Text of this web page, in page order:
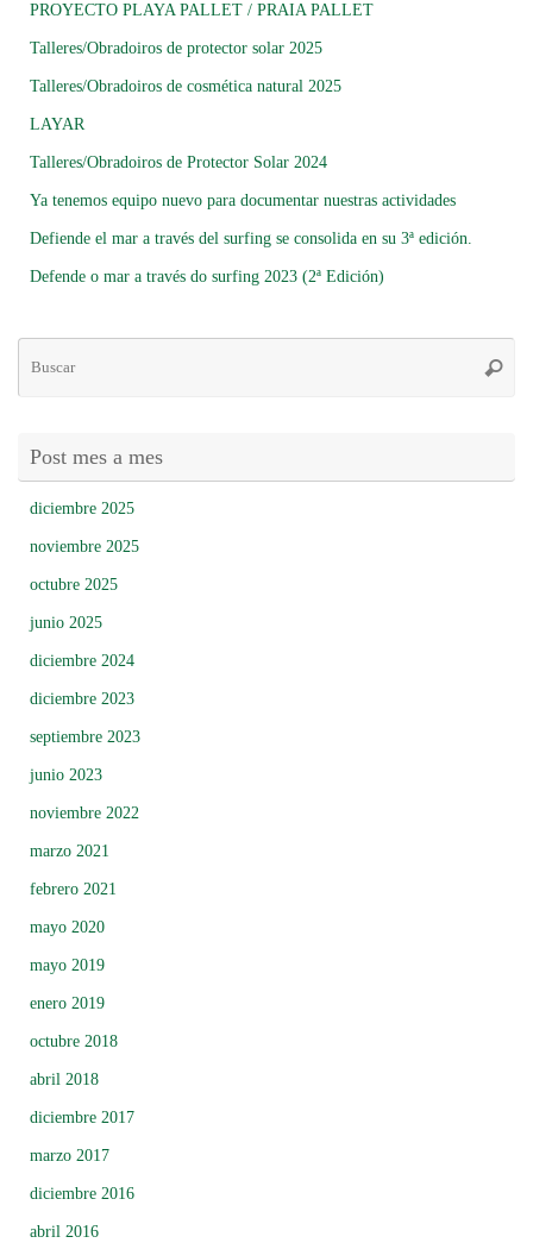
PROYECTO PLAYA PALLET / PRAIA PALLET
Talleres/Obradoiros de protector solar 2025
Talleres/Obradoiros de cosmética natural 2025
LAYAR
Talleres/Obradoiros de Protector Solar 2024
Ya tenemos equipo nuevo para documentar nuestras actividades
Defiende el mar a través del surfing se consolida en su 3ª edición.
Defende o mar a través do surfing 2023 (2ª Edición)
Post mes a mes
diciembre 2025
noviembre 2025
octubre 2025
junio 2025
diciembre 2024
diciembre 2023
septiembre 2023
junio 2023
noviembre 2022
marzo 2021
febrero 2021
mayo 2020
mayo 2019
enero 2019
octubre 2018
abril 2018
diciembre 2017
marzo 2017
diciembre 2016
abril 2016